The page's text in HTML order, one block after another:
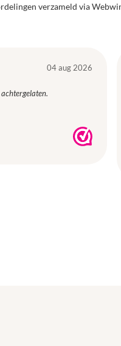
verzameld via
04 aug 2026